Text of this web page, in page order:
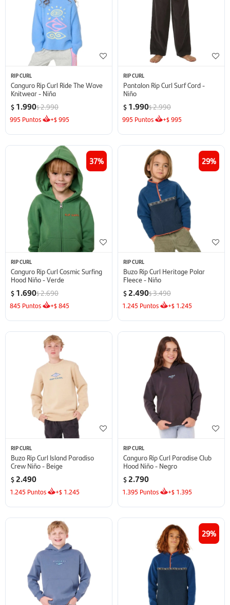
RIP CURL
Canguro Rip Curl Ride The Wave
Knitwear - Niña
$ 1.990$2.990
995 Puntos +$995
RIP CURL
Pantalon Rip Curl Surf Cord -
Niño
$ 1.990$2.990
995 Puntos +$995
37
RIP CURL
Canguro Rip Curl Cosmic Surfing
Hood Niño - Verde
$ 1.690$2.690
845 Puntos +$845
29
RIP CURL
Buzo Rip Curl Heritage Polar
Fleece - Niño
$ 2.490$3.490
1.245 Puntos +$ 1.245
RIP CURL
Buzo Rip Curl Island Paradiso
Crew Niño - Beige
$ 2.490
1.245 Puntos +$ 1.245
RIP CURL
Canguro Rip Curl Paradise Club
Hood Niño - Negro
$ 2.790
1.395 Puntos +$ 1.395
29